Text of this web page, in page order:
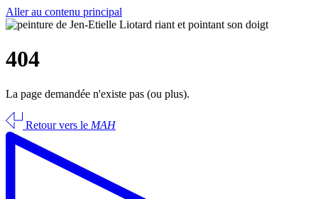
Aller au contenu principal
404
La page demandée n'existe pas (ou plus).
Retour vers le MAH